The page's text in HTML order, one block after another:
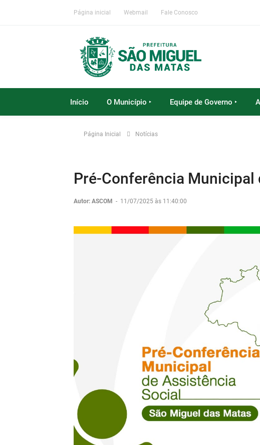
Página inicial Webmail Fale Conosco
Início O Município ‣ Equipe de Governo ‣
Página Inicial Notícias
Pré-Conferência Municipal
Autor: ASCOM - 11/07/2025 às 11:40:00